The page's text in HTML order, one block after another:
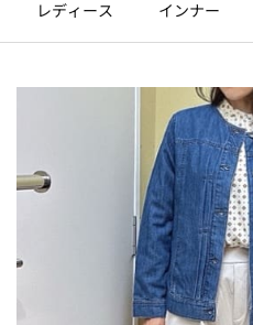
レディース インナー